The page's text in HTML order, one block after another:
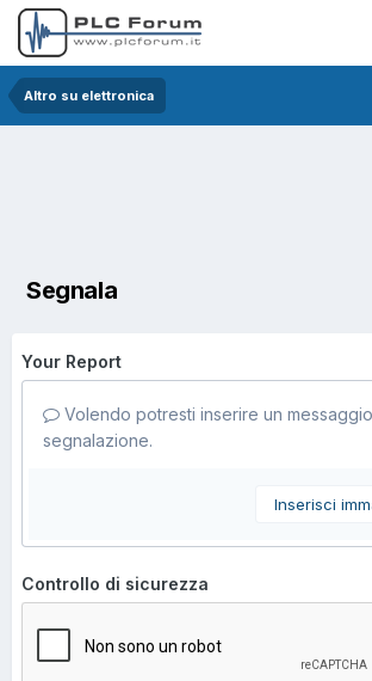
Altro su elettronica
Segnala
Your Report
Volendo potresti inserire un
segnalazione.
Inserisci
Controllo di sicurezza